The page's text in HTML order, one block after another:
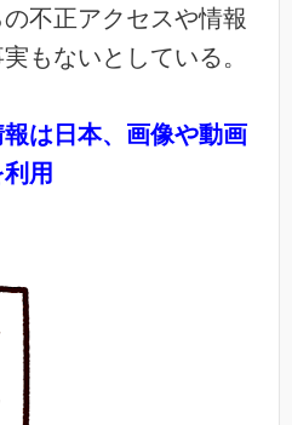
不正アクセスや情報
もないとしている。
報は日本、画像や動画
用